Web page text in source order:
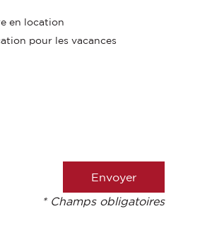
en location
pour les vacances
* Champs obligatoires